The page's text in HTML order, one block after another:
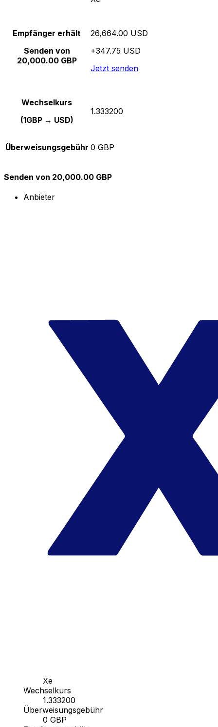
Empfänger erhält
Senden von
20,000.00 GBP
26,664.00 USD
+347.75 USD
Jetzt senden
Wechselkurs
(1GBP → USD)
1.333200
Überweisungsgebühr 0 GBP
Senden von 20,000.00 GBP
Anbieter
Xe
Wechselkurs
1.333200
Überweisungsgebühr
0 GBP